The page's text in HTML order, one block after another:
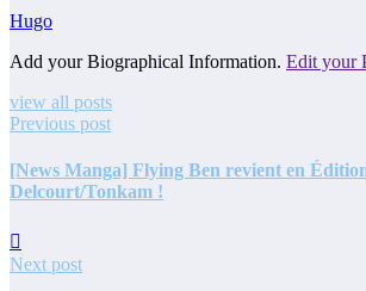
Hugo
Add your Biographical Information. Edit your
view all posts
Previous post
[News Manga] Flying Ben revient en
Delcourt/Tonkam !
Next post